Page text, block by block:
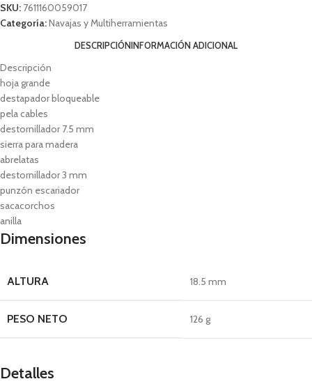
SKU: 7611160059017
Categoría:Navajas y Multiherramientas
DESCRIPCIÓNINFORMACIÓN ADICIONAL
Descripción
hoja grande
destapador bloqueable
pela cables
destornillador 7.5 mm
sierra para madera
abrelatas
destornillador 3 mm
punzón escariador
sacacorchos
anilla
Dimensiones
ALTURA 18.5 mm
PESO NETO 126 g
Detalles